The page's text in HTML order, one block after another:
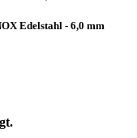
Edelstahl - 6,0 mm